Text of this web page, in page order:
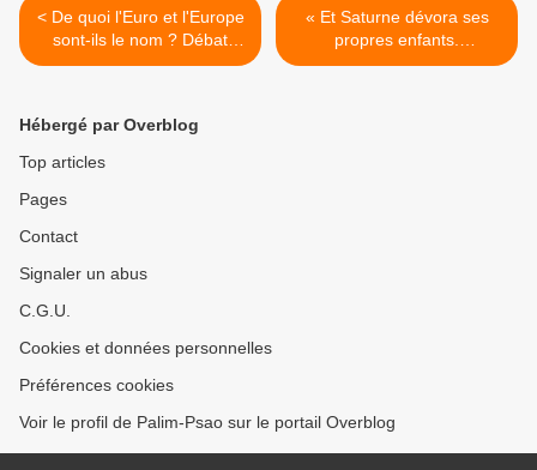
< De quoi l'Euro et l'Europe
sont-ils le nom ? Débat
entre Anselm Jappe et
« Et Saturne dévora ses
propres enfants.
Capitalisme, Cancer et
Hébergé par Overblog
Top articles
Pages
Contact
Signaler un abus
C.G.U.
Cookies et données personnelles
Préférences cookies
Voir le profil de Palim-Psao sur le portail Overblog